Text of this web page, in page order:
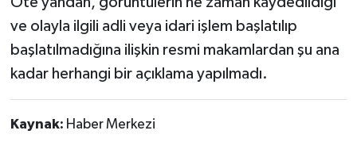
ve olayla ilgili adli veya idari işlem başlatılıp
başlatılmadığına ilişkin resmi makamlardan şu ana
kadar herhangi bir açıklama yapılmadı.
Kaynak: Haber Merkezi